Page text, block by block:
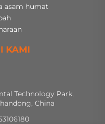
asam humat
KAMI
Technology Park,
China